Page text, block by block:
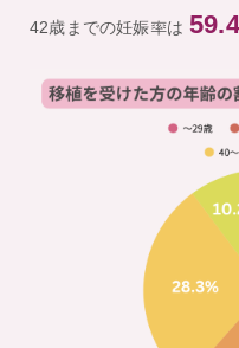
42歳までの妊娠率は